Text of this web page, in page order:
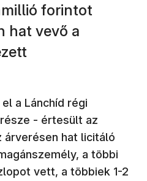
forintot
hat vevő a
a Lánchíd régi
- értesült az
árverésen hat licitáló
a többi
vett, a többiek 1-2